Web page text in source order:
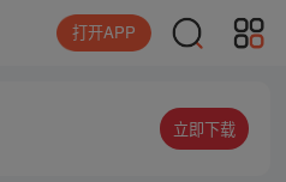
打开APP
立即下载